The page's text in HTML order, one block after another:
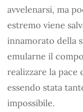
avvelenarsi, ma
estremo viene
innamorato della
emularne il
realizzare la
essendo stata
impossibile.